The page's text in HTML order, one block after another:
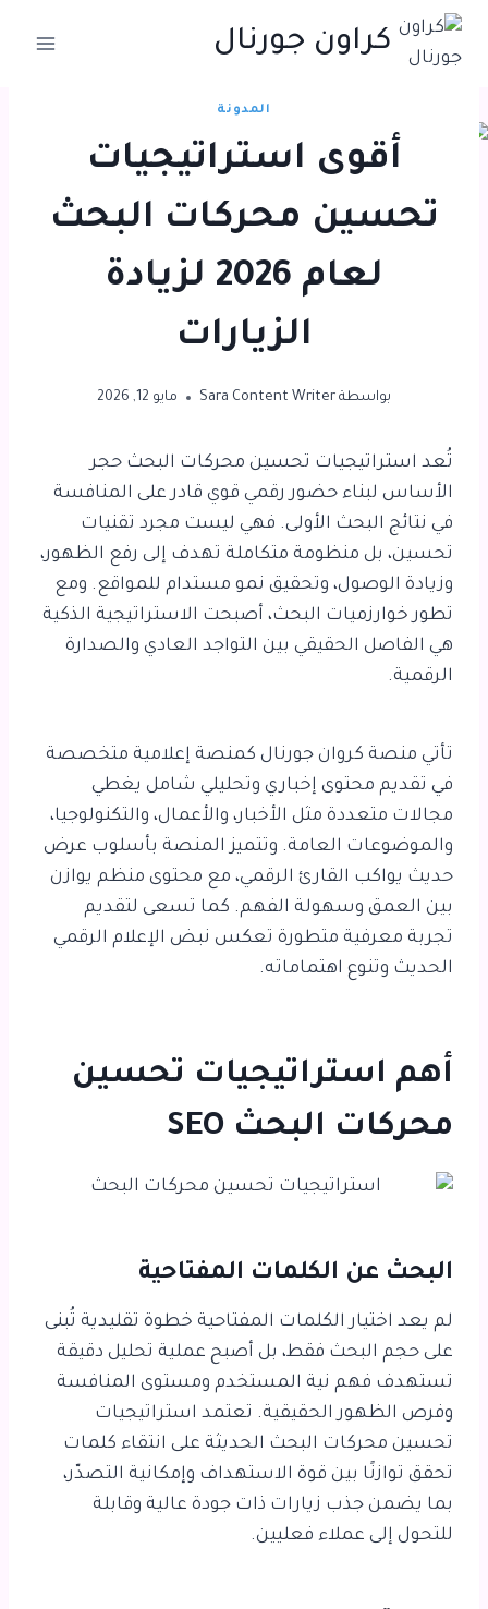
التجاوز
كراون جورنال
المدونة
أقوى استراتيجيات
تحسين محركات البحث
لعام 2026 لزيادة
الزيارات
بواسطة Sara Content Writer مايو 12, 2026
تُعد استراتيجيات تحسين محركات البحث حجر
الأساس لبناء حضور رقمي قوي قادر على المنافسة
في نتائج البحث الأولى. فهي ليست مجرد تقنيات
تحسين، بل منظومة متكاملة تهدف إلى رفع الظهور،
وزيادة الوصول، وتحقيق نمو مستدام للمواقع. ومع
تطور خوارزميات البحث، أصبحت الاستراتيجية الذكية
هي الفاصل الحقيقي بين التواجد العادي والصدارة
الرقمية.
تأتي منصة كروان جورنال كمنصة إعلامية متخصصة
في تقديم محتوى إخباري وتحليلي شامل يغطي
مجالات متعددة مثل الأخبار، والأعمال، والتكنولوجيا،
والموضوعات العامة. وتتميز المنصة بأسلوب عرض
حديث يواكب القارئ الرقمي، مع محتوى منظم يوازن
بين العمق وسهولة الفهم. كما تسعى لتقديم
تجربة معرفية متطورة تعكس نبض الإعلام الرقمي
الحديث وتنوع اهتماماته.
أهم استراتيجيات تحسين
محركات البحث SEO
البحث عن الكلمات المفتاحية
لم يعد اختيار الكلمات المفتاحية خطوة تقليدية تُبنى
على حجم البحث فقط، بل أصبح عملية تحليل دقيقة
تستهدف فهم نية المستخدم ومستوى المنافسة
وفرص الظهور الحقيقية. تعتمد استراتيجيات
تحسين محركات البحث الحديثة على انتقاء كلمات
تحقق توازنًا بين قوة الاستهداف وإمكانية التصدّر،
بما يضمن جذب زيارات ذات جودة عالية وقابلة
للتحول إلى عملاء فعليين.